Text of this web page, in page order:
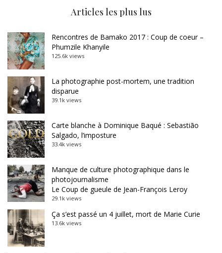
Articles les plus lus
Rencontres de Bamako 2017 : Coup de coeur –
Phumzile Khanyile
125.6k views
La photographie post-mortem, une tradition
disparue
39.1k views
Carte blanche à Dominique Baqué : Sebastião
Salgado, l’imposture
33.4k views
Manque de culture photographique dans le
photojournalisme
Le Coup de gueule de Jean-François Leroy
29.1k views
Ça s’est passé un 4 juillet, mort de Marie Curie
13.6k views